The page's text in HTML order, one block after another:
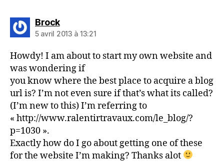
Brockdit :
5 avril 2013 à 13:21
Howdy! I am about to start my own website and
was wondering if
you know where the best place to acquire a blog
url is? I’m not even sure if that’s what its called?
(I’m new to this) I’m referring to
« http://www.ralentirtravaux.com/le_blog/?
p=1030 ».
Exactly how do I go about getting one of these
for the website I’m making? Thanks alot